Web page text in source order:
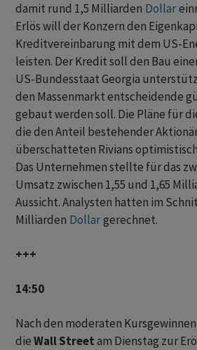
damit rund 1,5 Milliarden Dollar
Erlös will der Konzern den
Kreditvereinbarung mit dem US-
leisten. Der Kredit soll den Bau
‌US-Bundesstaat Georgia
den Massenmarkt entscheidende
‌gebaut werden soll. Die Pläne für
die ​den Anteil bestehender
überschatteten Rivians
Das Unternehmen stellte für das
Umsatz zwischen 1,55 und 1,65
Aussicht. Analysten hatten im
Milliarden Dollargerechnet.
+++
14:50
Nach den moderaten
dieWall Streetam Dienstag zur